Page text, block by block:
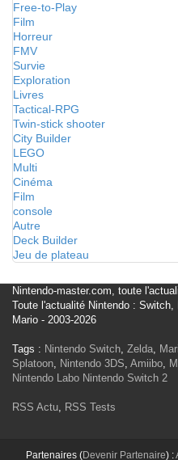
Free-to-Play
Film
Horreur
FMV
Survie
Exploration
Livres
Tactical-RPG
Twin-stick shooter
City Builder
LEGO
Multi
Cinéma
Film
console
Autre
Deck Builder
Jeu de plateau
Nintendo-master.com, toute
Toute l'actualité Nintendo :
Mario - 2003-2026
Tags : Nintendo Switch, Zelda,
Splatoon, Nintendo 3DS, Amiibo,
Nintendo Labo Nintendo Switch 2
RSS Actu, RSS Tests
Partenaires (Devenir Partenaire) :